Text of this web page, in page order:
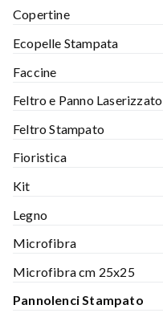
Copertine
Ecopelle Stampata
Faccine
Feltro e Panno Laserizzato
Feltro Stampato
Fioristica
Kit
Legno
Microfibra
Microfibra cm 25x25
Pannolenci Stampato